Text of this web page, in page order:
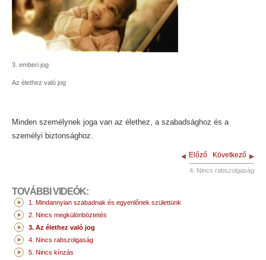
3. emberi jog
Az élethez való jog
Minden személynek joga van az élethez, a szabadsághoz és a
személyi biztonsághoz.
Előző Következő
4. Nincs rabszolgaság
TOVÁBBI VIDEÓK:
1. Mindannyian szabadnak és egyenlőnek születtünk
2. Nincs megkülönböztetés
3. Az élethez való jog
4. Nincs rabszolgaság
5. Nincs kínzás